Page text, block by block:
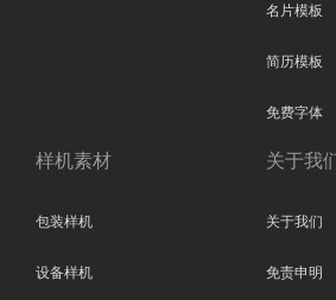
名片模板
简历模板
免费字体
样机素材
包装样机
设备样机
关于我
关于我们
免责申明